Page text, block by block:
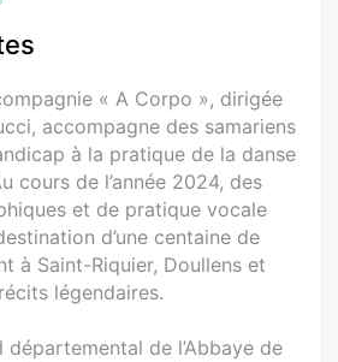
« A Corpo », dirigée
accompagne des samariens
à la pratique de la danse
cours de l’année 2024, des
et de pratique vocale
d’une centaine de
à Saint-Riquier, Doullens et
légendaires.
de l’Abbaye de